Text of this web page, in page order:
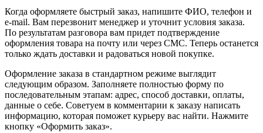
Когда оформляете быстрый заказ, напишите ФИО, телефон и
e-mail. Вам перезвонит менеджер и уточнит условия заказа.
По результатам разговора вам придет подтверждение
оформления товара на почту или через СМС. Теперь останется
только ждать доставки и радоваться новой покупке.
Оформление заказа в стандартном режиме выглядит
следующим образом. Заполняете полностью форму по
последовательным этапам: адрес, способ доставки, оплаты,
данные о себе. Советуем в комментарии к заказу написать
информацию, которая поможет курьеру вас найти. Нажмите
кнопку «Оформить заказ».